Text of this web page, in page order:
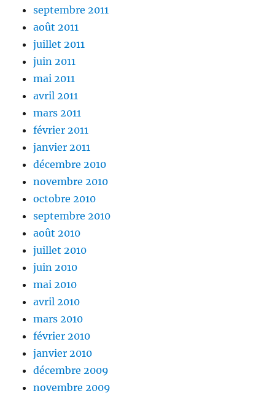
septembre 2011
août 2011
juillet 2011
juin 2011
mai 2011
avril 2011
mars 2011
février 2011
janvier 2011
décembre 2010
novembre 2010
octobre 2010
septembre 2010
août 2010
juillet 2010
juin 2010
mai 2010
avril 2010
mars 2010
février 2010
janvier 2010
décembre 2009
novembre 2009